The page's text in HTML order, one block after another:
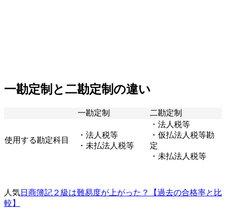
一勘定制と二勘定制の違い
一勘定制 二勘定制
使用する勘定科目
・法人税等
・未払法人税等
・法人税等
・仮払法人税等勘
定
・未払法人税等
人気日商簿記２級は難易度が上がった？【過去の合格率と比
較】